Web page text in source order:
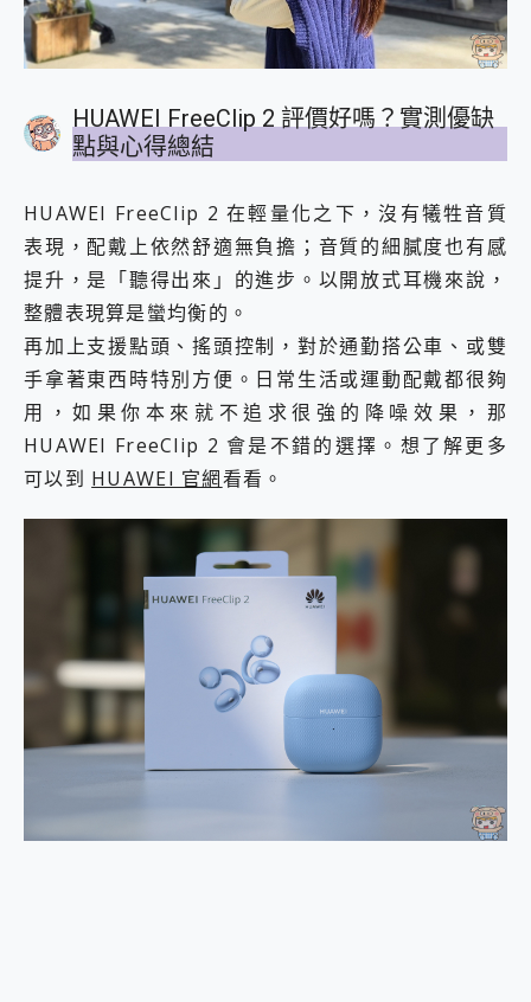
HUAWEI FreeClip 2 評價好嗎？實測優缺
點與心得總結
HUAWEI FreeClip 2 在輕量化之下，沒有犧牲音質
表現，配戴上依然舒適無負擔；音質的細膩度也有感
提升，是「聽得出來」的進步。以開放式耳機來說，
整體表現算是蠻均衡的。
再加上支援點頭、搖頭控制，對於通勤搭公車、或雙
手拿著東西時特別方便。日常生活或運動配戴都很夠
用，如果你本來就不追求很強的降噪效果，那
HUAWEI FreeClip 2 會是不錯的選擇。想了解更多
可以到 HUAWEI 官網看看。